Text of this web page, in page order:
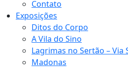
Contato
Exposições
Ditos do Corpo
A Vila do Sino
Lagrimas no Sertão – Via
Madonas